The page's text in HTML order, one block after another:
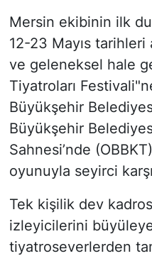
Mersin ekibinin ilk
12-23 Mayıs tarihleri
ve geleneksel hale
Tiyatroları
Büyükşehir
Büyükşehir
Sahnesi’nde
oyunuyla seyirci
Tek kişilik dev
izleyicilerini
tiyatroseverlerden